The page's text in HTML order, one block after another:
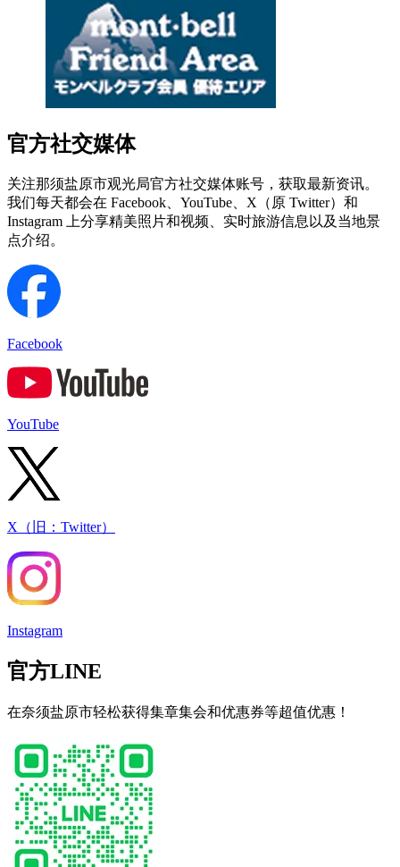
官方社交媒体
关注那须盐原市观光局官方社交媒体账号，获取最新资讯。
我们每天都会在 Facebook、YouTube、X（原 Twitter）和
Instagram 上分享精美照片和视频、实时旅游信息以及当地景
点介绍。
Facebook
YouTube
X（旧：Twitter）
Instagram
官方LINE
在奈须盐原市轻松获得集章集会和优惠券等超值优惠！